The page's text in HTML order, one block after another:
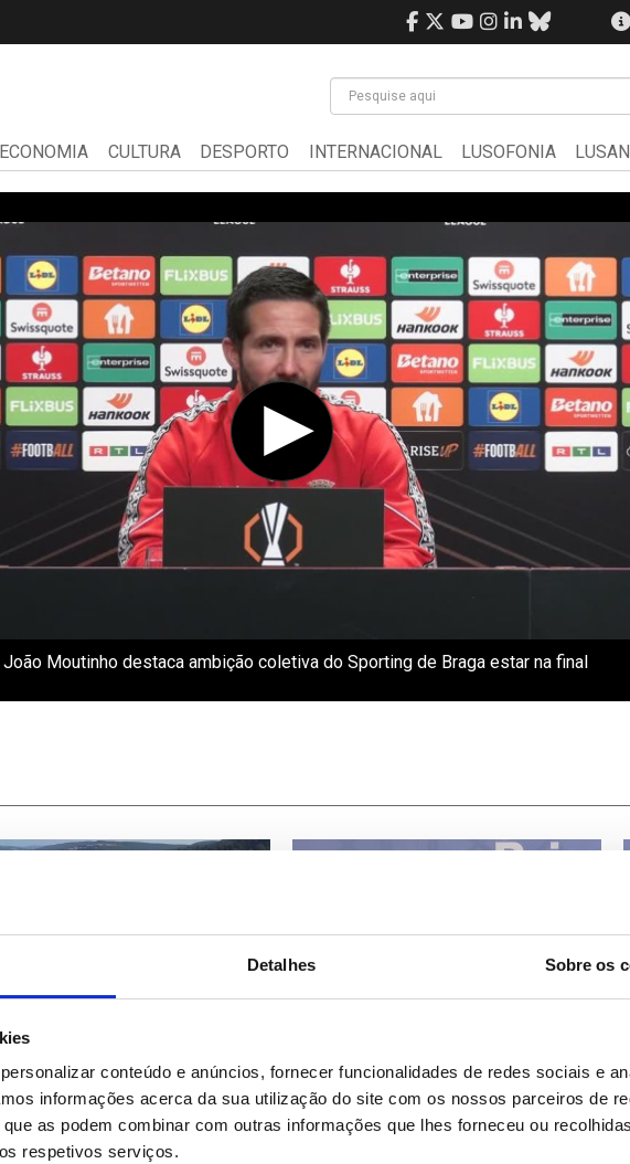
Detalhes Sobre os
conteúdo e anúncios, fornecer funcionalidades de redes sociais e
informações acerca da sua utilização do site com os nossos parceiros de
as podem combinar com outras informações que lhes forneceu ou
respetivos serviços.
ECONOMIA CULTURA DESPORTO INTERNACIONAL LUSOFONIA
João Moutinho destaca ambição coletiva do Sporting de Braga estar na final
de calor em Inglaterra faz
perdido do século XVII
Montenegro quer garantir médicos
nos centros de saúde seja com
gestão pública ou privada (editado)